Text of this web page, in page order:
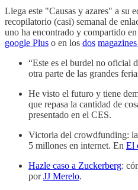
Llega este "Causas y azares" a su
recopilatorio (casi) semanal de
uno ha encontrado y compartido en
google Plus o en los dos
“Este es el burdel no oficial
otra parte de las grandes
He visto el futuro y tiene
que repasa la cantidad de
presentado en el CES.
Victoria del crowdfunding:
5 millones en internet. En El
Hazle caso a Zuckerberg:
porJJ Merelo.